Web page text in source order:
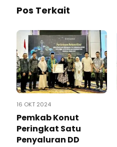
Pos Terkait
16 OKT 2024
Pemkab Konut
Peringkat Satu
Penyaluran DD